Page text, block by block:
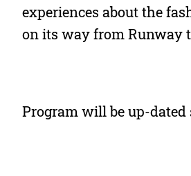
experiences about the
on its way from Runway
Program will be up-dated